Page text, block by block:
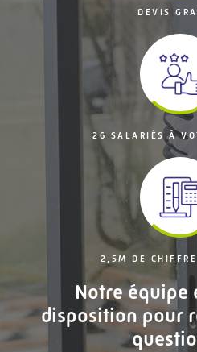
DEVIS
26 SALARIÉS À
2,5M DE
Notre équipe
disposition pour